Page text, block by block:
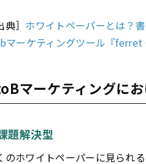
典］ ホワイトペーパーとは？
マーケティングツール『ferret
マーケティングに
題解決型
のホワイトペーパー に見られ